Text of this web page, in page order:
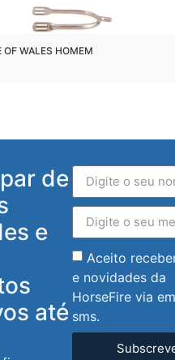
OF WALES HOMEM
de
e
até
Aceito
e novidades da
HorseFire via
sms.